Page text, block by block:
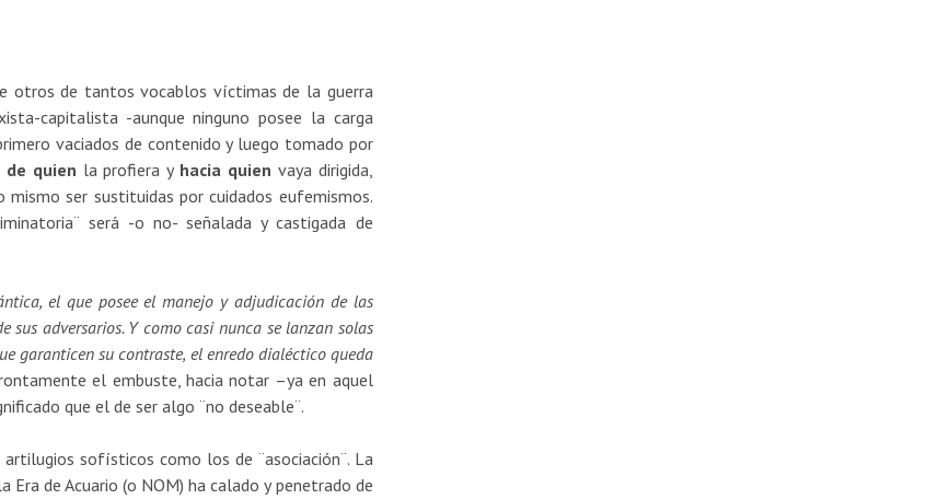
otros de tantos vocablos víctimas de la guerra
capitalista -aunque ninguno posee la carga
vaciados de contenido y luego tomado por
de quien la profiera y hacia quien vaya dirigida,
ser sustituidas por cuidados eufemismos.
será -o no- señalada y castigada de
el que posee el manejo y adjudicación de las
adversarios. Y como casi nunca se lanzan solas
garanticen su contraste, el enredo dialéctico queda
el embuste, hacia notar –ya en aquel
que el de ser algo ¨no deseable¨.
sofísticos como los de ¨asociación¨. La
Era de Acuario (o NOM) ha calado y penetrado de